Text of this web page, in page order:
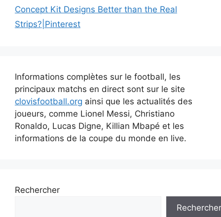
Concept Kit Designs Better than the Real
Strips?|Pinterest
Informations complètes sur le football, les
principaux matchs en direct sont sur le site
clovisfootball.org ainsi que les actualités des
joueurs, comme Lionel Messi, Christiano
Ronaldo, Lucas Digne, Killian Mbapé et les
informations de la coupe du monde en live.
Rechercher
Rechercher